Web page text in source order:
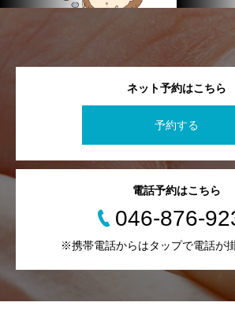
ネット予約はこちら
予約する
電話予約はこちら
046-876-
※携帯電話からはタップで電話が掛